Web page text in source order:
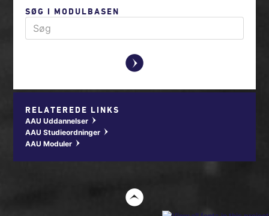
SØG I MODULBASEN
y
RELATEREDE LINKS
AAU Uddannelser w
AAU Studieordninger w
AAU Moduler w
t